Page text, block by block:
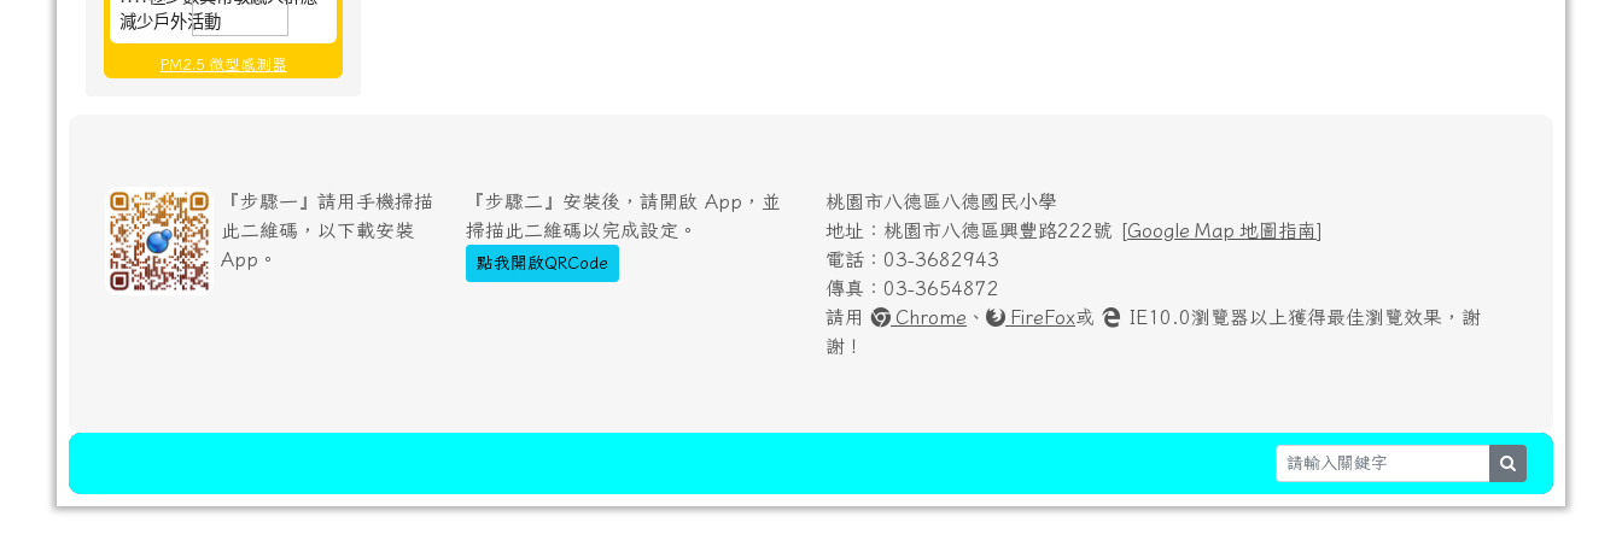
減少戶外活動
PM2.5 微型感測器
『步驟一』請用手機掃描
此二維碼，以下載安裝
App。
『步驟二』安裝後，請開啟 App，並
掃描此二維碼以完成設定。
點我開啟QRCode
桃園市八德區八德國民小學
地址：桃園市八德區興豐路222號 [Google Map 地圖指南]
電話：03-3682943
傳真：03-3654872
請用
Chrome 、 FireFox或
IE10.0瀏覽器以上獲得最佳瀏覽效果，謝
謝！